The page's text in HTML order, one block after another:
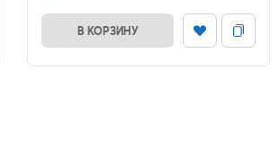
В КОРЗИНУ